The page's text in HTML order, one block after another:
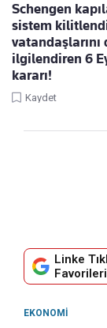
Schengen
sistem
vatandaşlarını
ilgilendiren 6
kararı!
Kaydet
Linke
EKONOMI